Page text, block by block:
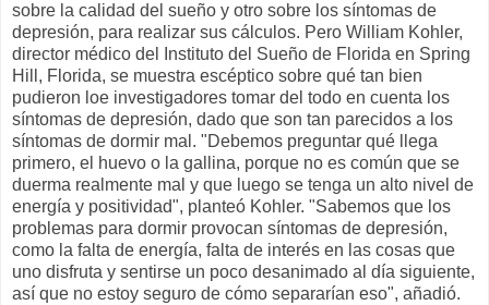
sobre la calidad del sueño y otro sobre los síntomas de
depresión, para realizar sus cálculos. Pero William Kohler,
director médico del Instituto del Sueño de Florida en Spring
Hill, Florida, se muestra escéptico sobre qué tan bien
pudieron loe investigadores tomar del todo en cuenta los
síntomas de depresión, dado que son tan parecidos a los
síntomas de dormir mal. "Debemos preguntar qué llega
primero, el huevo o la gallina, porque no es común que se
duerma realmente mal y que luego se tenga un alto nivel de
energía y positividad", planteó Kohler. "Sabemos que los
problemas para dormir provocan síntomas de depresión,
como la falta de energía, falta de interés en las cosas que
uno disfruta y sentirse un poco desanimado al día siguiente,
así que no estoy seguro de cómo separarían eso", añadió.